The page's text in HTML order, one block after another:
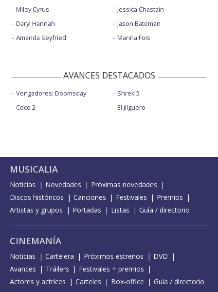
Miley Cyrus
Daryl Hannah
Amanda Seyfried
Jessica Chastain
Jason Bateman
Marina Foïs
AVANCES DESTACADOS
Vengadores: Doomsday
Coco 2
Shrek 5
El jilguero
MUSICALIA
Noticias Novedades
Próximas novedades
Discos históricos
Canciones Festivales
Premios
Artistas y grupos
Portadas Listas Guía / directorio
CINEMANÍA
Noticias Cartelera Próximos estrenos
DVD
Avances
Tráilers
Festivales + premios
Actores y actrices
Carteles Box-office Guía / directorio